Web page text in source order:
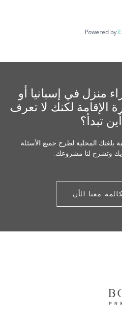
Powered by
في إسبانيا أو
الإقامة لكنك لا تعرف
تبدأ؟
بلغتك المحلية لطرح جميع الأسئلة
وتشرح لنا مشروعك.
معنا الأن